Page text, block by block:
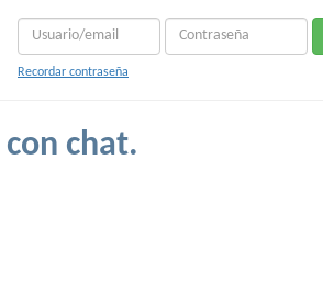
Recordar contraseña
chat.